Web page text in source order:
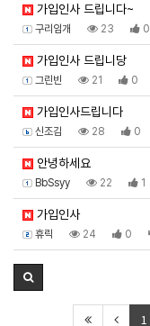
가입인사 드립니다~
구리임개 23 0
가입인사 드립니당
그린빈 21 0
가입인사드립니다
신조김 28 0
안녕하세요
BbSsyy 22 1
가입인사
휴릭 24 0
1